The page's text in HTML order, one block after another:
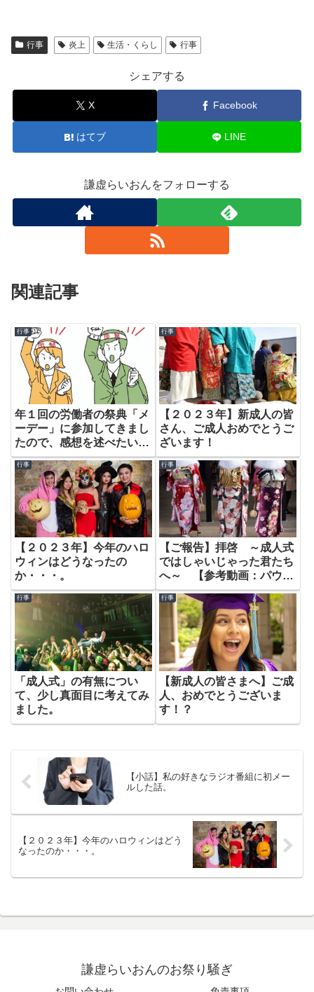
行事 炎上 生活・くらし 行事
シェアする
X Facebook
はてブ LINE
謙虚らいおんをフォローする
関連記事
行事
年１回の労働者の祭典「メ
ーデー」に参加してきまし
たので、感想を述べたいと
思います。
行事
【２０２３年】新成人の皆
さん、ご成人おめでとうご
ざいます！
行事
【２０２３年】今年のハロ
ウィンはどうなったの
か・・・。
行事
【ご報告】拝啓 ～成人式
ではしゃいじゃった君たち
へ～ 【参考動画：パウラ
ちゃんねる】
行事
「成人式」の有無につい
て、少し真面目に考えてみ
ました。
行事
【新成人の皆さまへ】ご成
人、おめでとうございま
す！？
【小話】私の好きなラジオ番組に初メー
ルした話。
【２０２３年】今年のハロウィンはどう
なったのか・・・。
謙虚らいおんのお祭り騒ぎ